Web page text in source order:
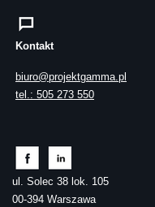
Kontakt
biuro@projektgamma.pl
tel.: 505 273 550
ul. Solec 38 lok. 105
00-394 Warszawa